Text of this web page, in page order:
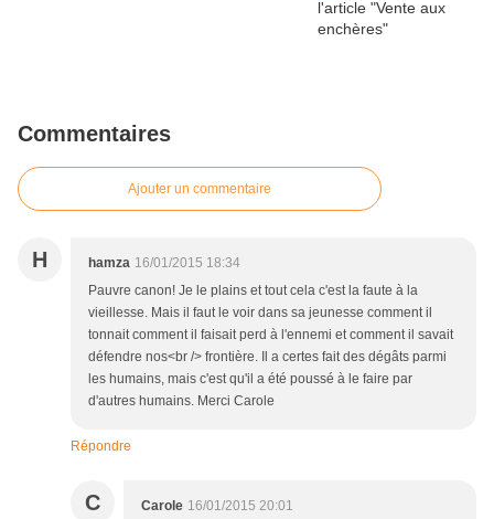
Commentaires
Ajouter un commentaire
H hamza 16/01/2015 18:34
Pauvre canon! Je le plains et tout cela c'est la faute à la
vieillesse. Mais il faut le voir dans sa jeunesse comment il
tonnait comment il faisait perd à l'ennemi et comment il savait
défendre nos<br /> frontière. Il a certes fait des dégâts parmi
les humains, mais c'est qu'il a été poussé à le faire par
d'autres humains. Merci Carole
Répondre
C Carole 16/01/2015 20:01